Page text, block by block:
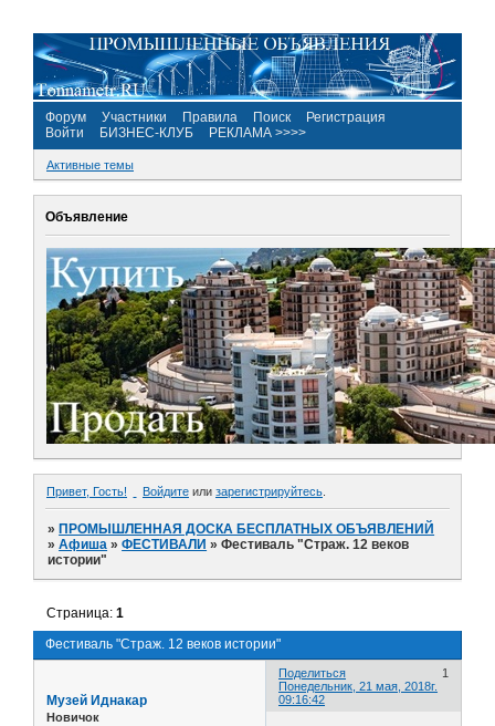
Форум Участники Правила Поиск
Регистрация
Войти
БИЗНЕС-КЛУБ РЕКЛАМА >>>>
Активные темы
Объявление
Привет, Гость! Войдите или зарегистрируйтесь
»ПРОМЫШЛЕННАЯ ДОСКА БЕСПЛАТНЫХ ОБЪЯВЛЕНИЙ
»Афиша »ФЕСТИВАЛИ »Фестиваль "Страж. 12 веков
истории"
Фестиваль "Страж. 12 веков истории"
Страница:1
Поделиться
1
Понедельник, 21 мая, 2018г.
09:16:42
Музей Иднакар
Новичок